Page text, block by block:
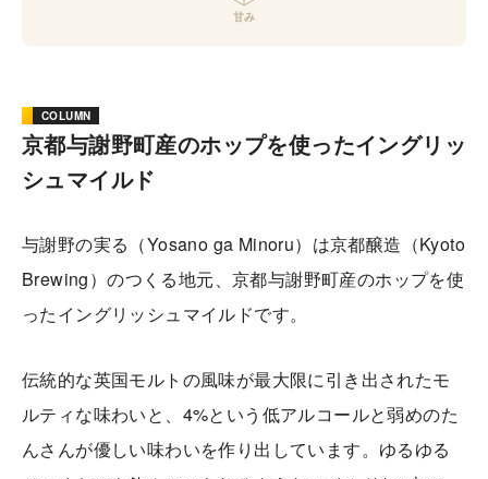
COLUMN
京都与謝野町産のホップを使ったイングリッ
シュマイルド
与謝野の実る（Yosano ga Minoru）は京都醸造（Kyoto
Brewing）のつくる地元、京都与謝野町産のホップを使
ったイングリッシュマイルドです。
伝統的な英国モルトの風味が最大限に引き出されたモ
ルティな味わいと、4%という低アルコールと弱めのた
んさんが優しい味わいを作り出しています。ゆるゆる